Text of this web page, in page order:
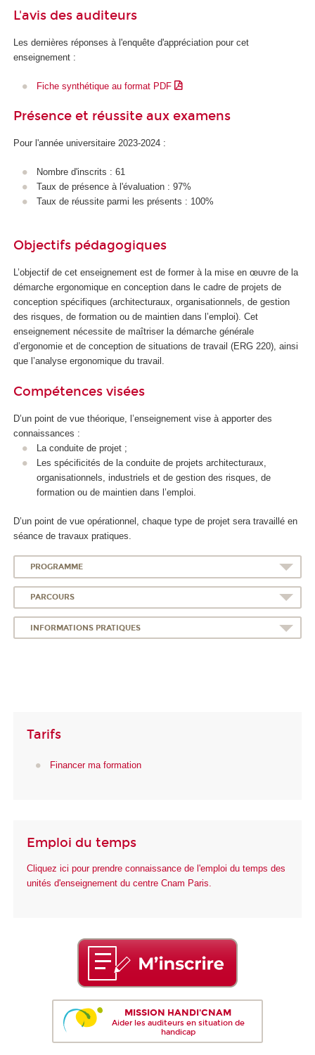
L'avis des auditeurs
Les dernières réponses à l'enquête d'appréciation pour cet
enseignement :
Fiche synthétique au format PDF
Présence et réussite aux examens
Pour l'année universitaire 2023-2024 :
Nombre d'inscrits : 61
Taux de présence à l'évaluation : 97%
Taux de réussite parmi les présents : 100%
Objectifs pédagogiques
L’objectif de cet enseignement est de former à la mise en œuvre de la
démarche ergonomique en conception dans le cadre de projets de
conception spécifiques (architecturaux, organisationnels, de gestion
des risques, de formation ou de maintien dans l’emploi). Cet
enseignement nécessite de maîtriser la démarche générale
d’ergonomie et de conception de situations de travail (ERG 220), ainsi
que l’analyse ergonomique du travail.
Compétences visées
D’un point de vue théorique, l’enseignement vise à apporter des
connaissances :
La conduite de projet ;
Les spécificités de la conduite de projets architecturaux,
organisationnels, industriels et de gestion des risques, de
formation ou de maintien dans l’emploi.
D’un point de vue opérationnel, chaque type de projet sera travaillé en
séance de travaux pratiques.
PROGRAMME
PARCOURS
INFORMATIONS PRATIQUES
Tarifs
Financer ma formation
Emploi du temps
Cliquez ici pour prendre connaissance de l'emploi du temps des
unités d'enseignement du centre Cnam Paris.
MISSION HANDI'CNAM
Aider les auditeurs en situation de
handicap